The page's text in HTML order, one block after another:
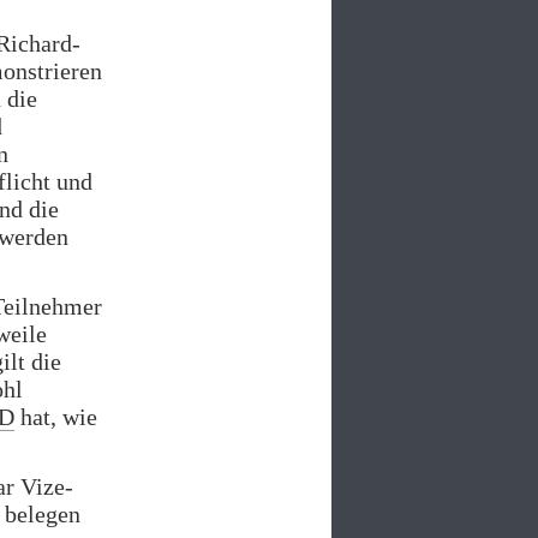
die
und
die
die
hat, wie
Vize-